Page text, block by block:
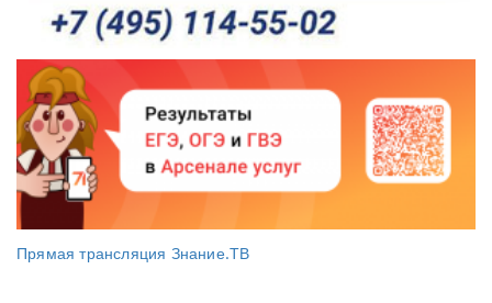
Прямая трансляция Знание.ТВ